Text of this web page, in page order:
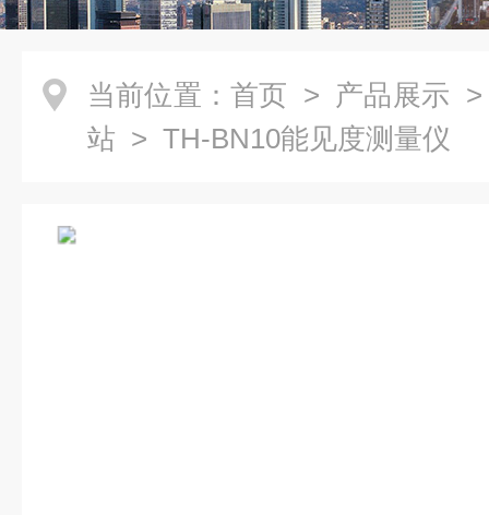
当前位置： 首页 > 产品展示
站 > TH-BN10能见度测量仪